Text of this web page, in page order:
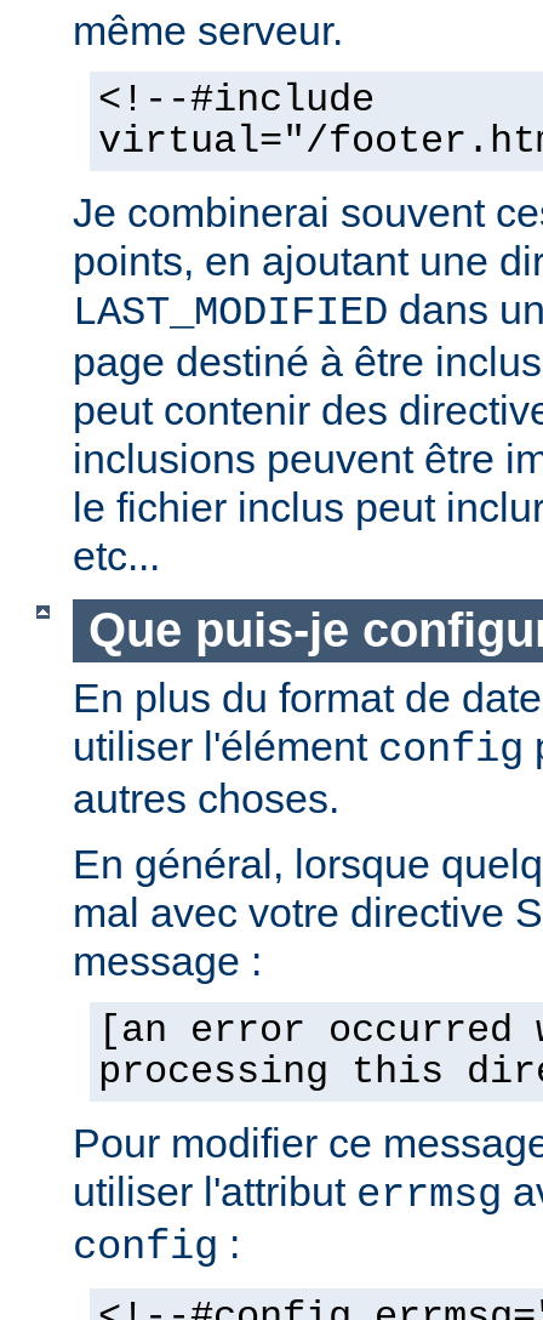
même serveur.
<!--#include
virtual="/
Je combinerai souvent
points, en ajoutant une
LAST_MODIFIED dans
page destiné à être
peut contenir des
inclusions peuvent être
le fichier inclus peut
etc...
Que puis-je
En plus du format de
utiliser l'élément config
autres choses.
En général, lorsque
mal avec votre directive
message :
[an error occurred
processing this
Pour modifier ce
utiliser l'attribut errmsg
config :